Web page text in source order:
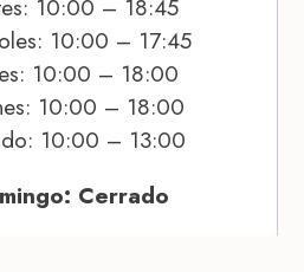
10:00 – 18:45
10:00 – 17:45
10:00 – 18:00
10:00 – 18:00
10:00 – 13:00
Cerrado